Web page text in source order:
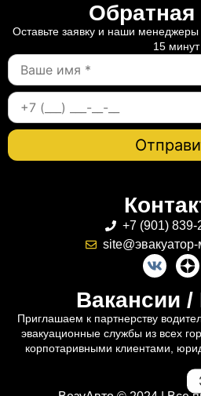
Обратная
Оставьте заявку и наши менеджеры
15 минут
+7 (901) 839-
Вакансии /
Приглашаем к партнерству
эвакуационные службы из всех
корпотаривными клиентами,